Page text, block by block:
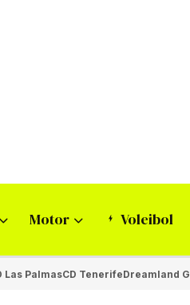
Motor Voleibol
Las PalmasCD TenerifeDreamland